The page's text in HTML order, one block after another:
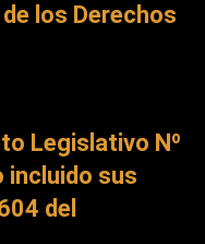
los Derechos
Legislativo Nº
incluido sus
del